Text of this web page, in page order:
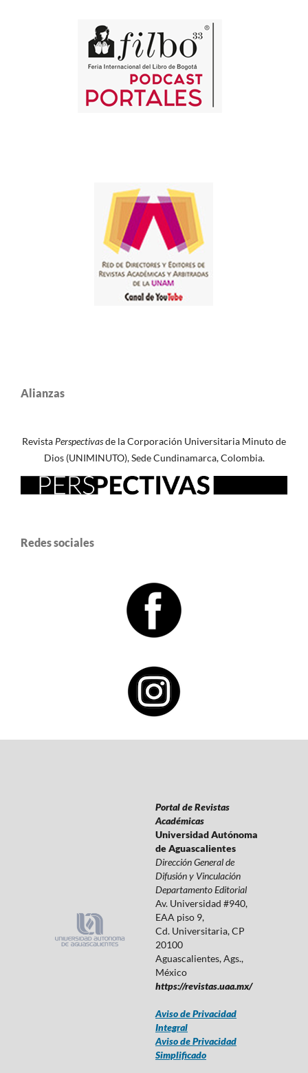
Alianzas
Revista Perspectivasde la Corporación Universitaria Minuto de
Dios (UNIMINUTO), Sede Cundinamarca, Colombia.
Redes sociales
Portal de Revistas
Académicas
Universidad Autónoma
de Aguascalientes
Dirección General de
Difusión y Vinculación
Departamento Editorial
Av. Universidad #940,
EAA piso 9,
Cd. Universitaria, CP
20100
Aguascalientes, Ags.,
México
https://revistas.uaa.mx/
Aviso de Privacidad
Integral
Aviso de Privacidad
Simplificado